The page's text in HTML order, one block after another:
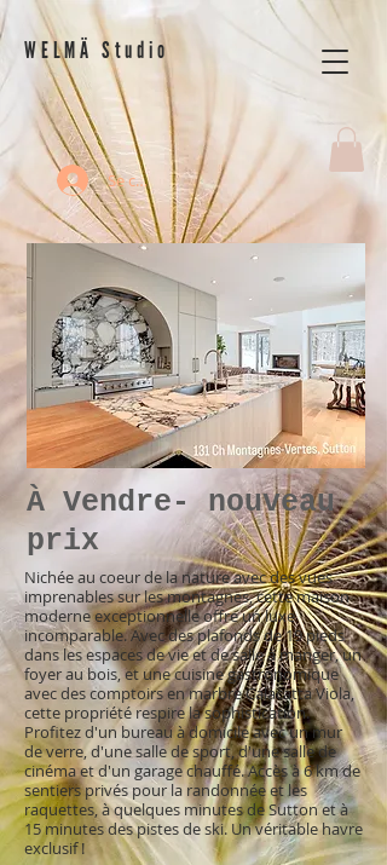
WELMÄ Studio
Se connecter
À Vendre- nouveau
prix
Nichée au coeur de la nature avec des vues
imprenables sur les montagnes, cette maison
moderne exceptionnelle offre un luxe
incomparable. Avec des plafonds de 19 pieds
dans les espaces de vie et de salle à manger, un
foyer au bois, et une cuisine gastronomique
avec des comptoirs en marbre Calacatta Viola,
cette propriété respire la sophistication.
Profitez d'un bureau à domicile avec un mur
de verre, d'une salle de sport, d'une salle de
cinéma et d'un garage chauffé. Accès à 6 km de
sentiers privés pour la randonnée et les
raquettes, à quelques minutes de Sutton et à
15 minutes des pistes de ski. Un véritable havre
exclusif !